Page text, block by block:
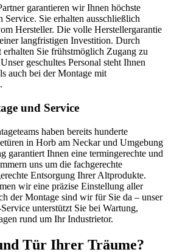
garantieren wir Ihnen höchste
Service. Sie erhalten ausschließlich
Hersteller. Die volle Herstellergarantie
langfristigen Investition. Durch
erhalten Sie frühstmöglich Zugang zu
geschultes Personal steht Ihnen
auch bei der Montage mit
und Service
haben bereits hunderte
in Horb am Neckar und Umgebung
garantiert Ihnen eine termingerechte und
uns um die fachgerechte
Entsorgung Ihrer Altprodukte.
wir eine präzise Einstellung aller
der Montage sind wir für Sie da – unser
unterstützt Sie bei Wartung,
rund um Ihr Industrietor.
Tür Ihrer Träume?